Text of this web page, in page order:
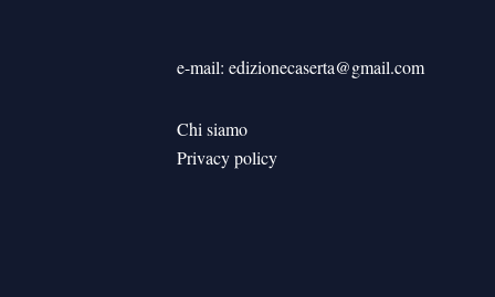
e-mail: edizionecaserta@gmail.com
Chi siamo
Privacy policy